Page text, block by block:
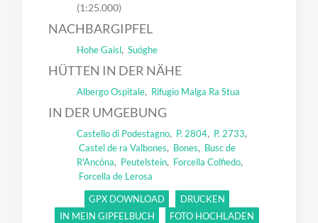
(1:25.000)
NACHBARGIPFEL
Hohe Gaisl,Suóghe
HÜTTEN IN DER NÄHE
Albergo Ospitale, Rifugio Malga Ra Stua
IN DER UMGEBUNG
Castello di Podestagno, P. 2804, P. 2733,
Castel de ra Valbones, Bones, Busc de
R'Ancóna, Peutelstein, Forcella Colfiedo,
Forcella de Lerosa
GPX DOWNLOAD
DRUCKEN
IN MEIN GIPFELBUCH
FOTO HOCHLADEN